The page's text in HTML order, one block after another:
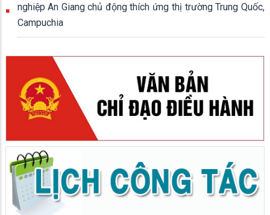
nghiệp An Giang chủ động thích ứng thị trường Trung Quốc,
Campuchia